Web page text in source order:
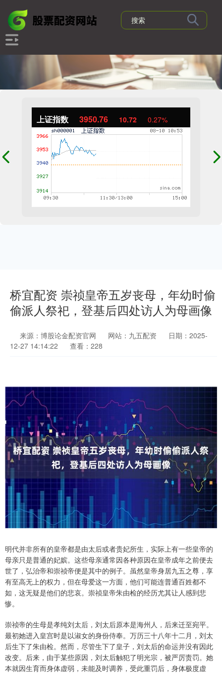
上证指数 3950.76 10.72 0.27%
桥宜配资 崇祯皇帝五岁丧母，年幼时偷
偷派人祭祀，登基后四处访人为母画像
来源：博股论金配资官网 网站：九五配资
日期：2025-
12-27 14:14:22
查看：228
明代并非所有的皇帝都是由太后或者贵妃所生，实际上有一些皇帝的
母亲只是普通的妃嫔。这些母亲通常因各种原因在皇帝成年之前便去
世了，弘治帝和崇祯帝便是其中的例子。虽然皇帝身居九五之尊，享
有至高无上的权力，但在母爱这一方面，他们可能连普通百姓都不
如，这无疑是他们的悲哀。崇祯皇帝朱由检的经历尤其让人感到悲
惨。
崇祯帝的生母是孝纯刘太后，刘太后原本是海州人，后来迁至宛平。
最初她进入皇宫时是以淑女的身份侍奉。万历三十八年十二月，刘太
后生下了朱由检。然而，尽管生下了皇子，刘太后的命运并没有因此
改变。后来，由于某些原因，刘太后触犯了明光宗，被严厉责罚。她
本就因生育而身体虚弱，未能及时调养，受此重罚后，身体极度虚